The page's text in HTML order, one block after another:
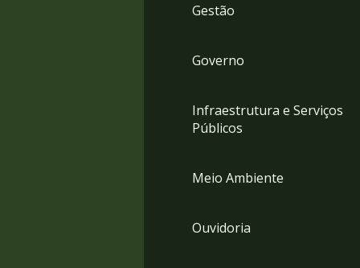
Gestão
Governo
Infraestrutura e Serviços
Públicos
Meio Ambiente
Ouvidoria